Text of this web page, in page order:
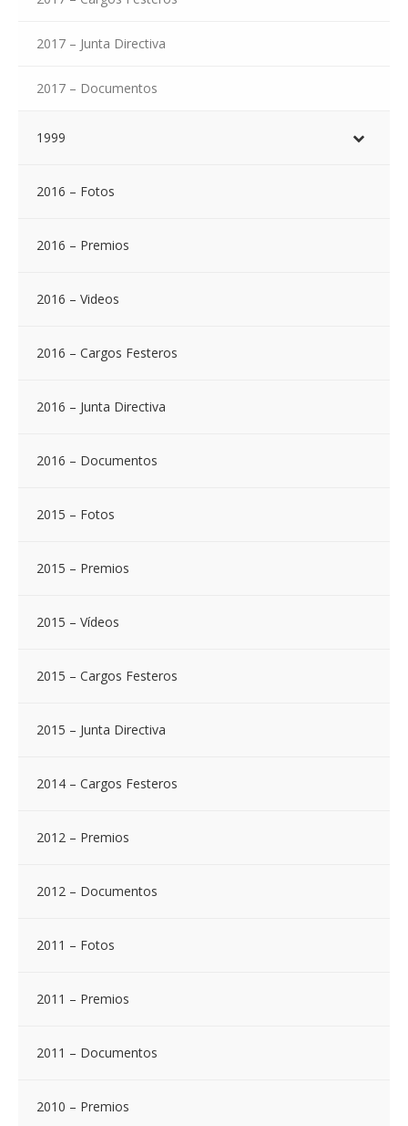
2017 – Junta Directiva
2017 – Documentos
1999
2016 – Fotos
2016 – Premios
2016 – Videos
2016 – Cargos Festeros
2016 – Junta Directiva
2016 – Documentos
2015 – Fotos
2015 – Premios
2015 – Vídeos
2015 – Cargos Festeros
2015 – Junta Directiva
2014 – Cargos Festeros
2012 – Premios
2012 – Documentos
2011 – Fotos
2011 – Premios
2011 – Documentos
2010 – Premios